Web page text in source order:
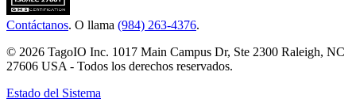
Contáctanos. O llama (984) 263-4376.
© 2026 TagoIO Inc. 1017 Main Campus Dr, Ste 2300 Raleigh, NC
27606 USA - Todos los derechos reservados.
Estado del Sistema